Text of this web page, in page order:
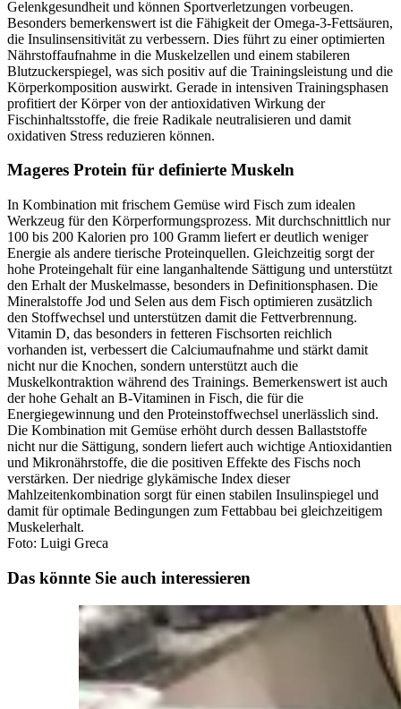
Gelenkgesundheit und können Sportverletzungen vorbeugen.
Besonders bemerkenswert ist die Fähigkeit der Omega-3-Fettsäuren,
die Insulinsensitivität zu verbessern. Dies führt zu einer optimierten
Nährstoffaufnahme in die Muskelzellen und einem stabileren
Blutzuckerspiegel, was sich positiv auf die Trainingsleistung und die
Körperkomposition auswirkt. Gerade in intensiven Trainingsphasen
profitiert der Körper von der antioxidativen Wirkung der
Fischinhaltsstoffe, die freie Radikale neutralisieren und damit
oxidativen Stress reduzieren können.
Mageres Protein für definierte Muskeln
In Kombination mit frischem Gemüse wird Fisch zum idealen
Werkzeug für den Körperformungsprozess. Mit durchschnittlich nur
100 bis 200 Kalorien pro 100 Gramm liefert er deutlich weniger
Energie als andere tierische Proteinquellen. Gleichzeitig sorgt der
hohe Proteingehalt für eine langanhaltende Sättigung und unterstützt
den Erhalt der Muskelmasse, besonders in Definitionsphasen. Die
Mineralstoffe Jod und Selen aus dem Fisch optimieren zusätzlich
den Stoffwechsel und unterstützen damit die Fettverbrennung.
Vitamin D, das besonders in fetteren Fischsorten reichlich
vorhanden ist, verbessert die Calciumaufnahme und stärkt damit
nicht nur die Knochen, sondern unterstützt auch die
Muskelkontraktion während des Trainings. Bemerkenswert ist auch
der hohe Gehalt an B-Vitaminen in Fisch, die für die
Energiegewinnung und den Proteinstoffwechsel unerlässlich sind.
Die Kombination mit Gemüse erhöht durch dessen Ballaststoffe
nicht nur die Sättigung, sondern liefert auch wichtige Antioxidantien
und Mikronährstoffe, die die positiven Effekte des Fischs noch
verstärken. Der niedrige glykämische Index dieser
Mahlzeitenkombination sorgt für einen stabilen Insulinspiegel und
damit für optimale Bedingungen zum Fettabbau bei gleichzeitigem
Muskelerhalt.
Foto: Luigi Greca
Das könnte Sie auch interessieren